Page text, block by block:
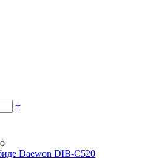
+